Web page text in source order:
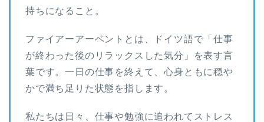
持ちになること。
ファイアーアーベントとは、ドイツ語で「仕事
が終わった後のリラックスした気分」を表す言
葉です。一日の仕事を終えて、心身ともに穏や
かで満ち足りた状態を指します。
私たちは日々、仕事や勉強に追われてストレス